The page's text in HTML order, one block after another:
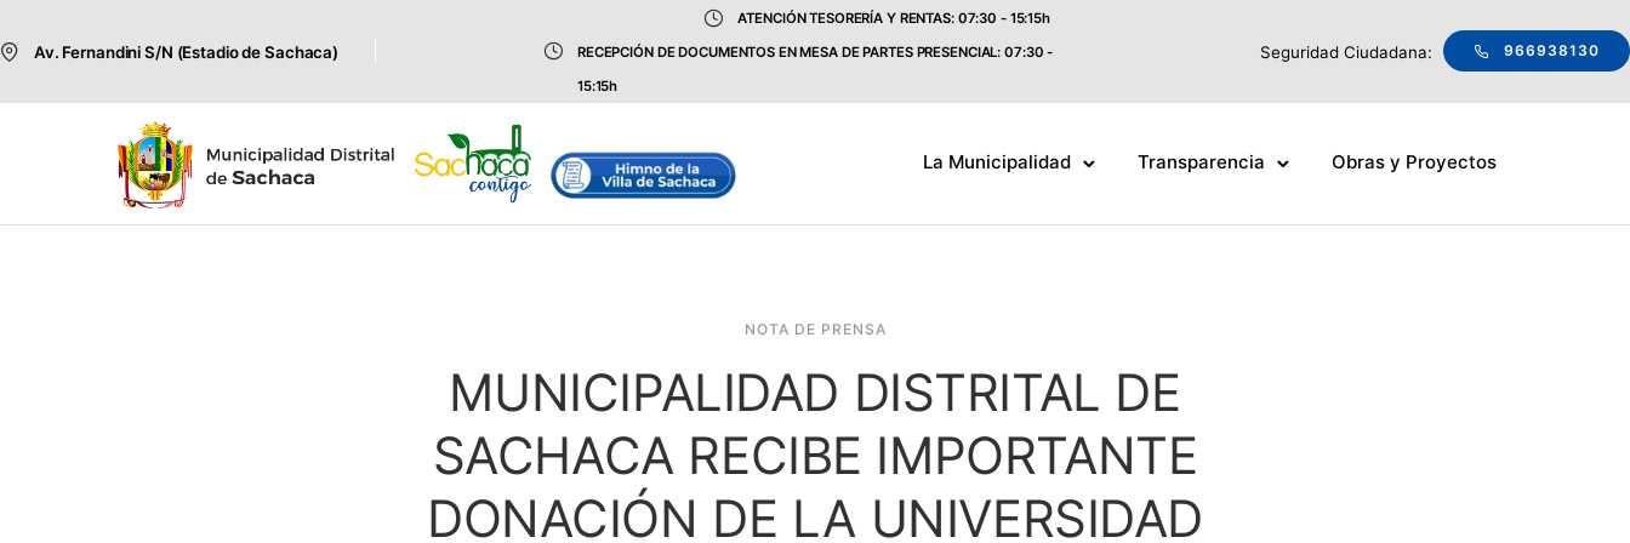
Av. Fernandini S/N (Estadio de Sachaca)
ATENCIÓN TESORERÍA Y RENTAS: 07:30 - 15:15h
RECEPCIÓN DE DOCUMENTOS EN MESA DE PARTES PRESENCIAL: 07:30 -
15:15h
Seguridad Ciudadana: 966938130
La Municipalidad Transparencia Obras y Proyectos
NOTA DE PRENSA
MUNICIPALIDAD DISTRITAL DE
SACHACA RECIBE IMPORTANTE
DONACIÓN DE LA UNIVERSIDAD